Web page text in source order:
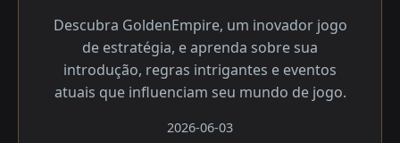
Descubra GoldenEmpire, um inovador jogo
de estratégia, e aprenda sobre sua
introdução, regras intrigantes e eventos
atuais que influenciam seu mundo de jogo.
2026-06-03